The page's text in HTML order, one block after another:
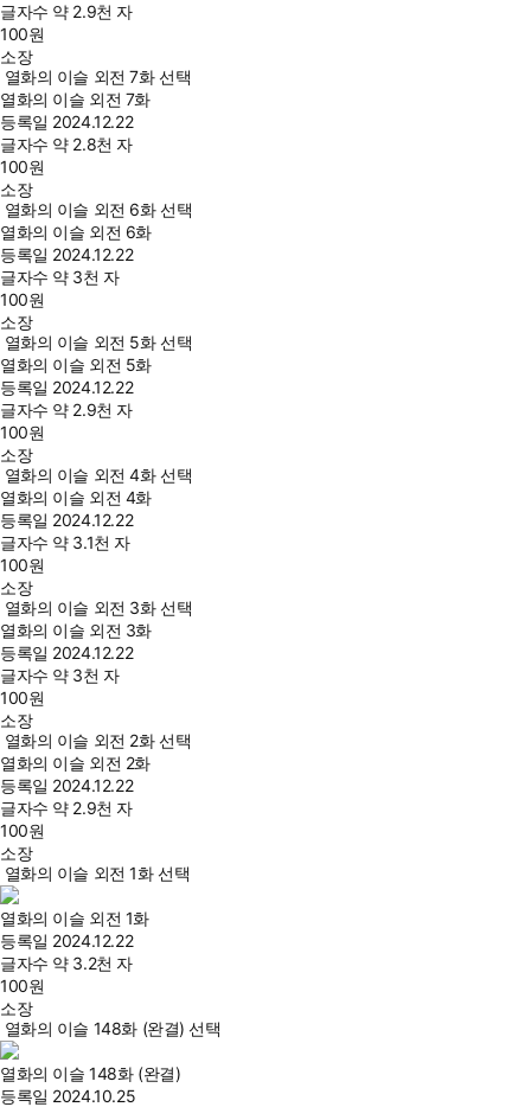
글자수 약 2.9천 자
100원
소장
열화의 이슬 외전 7화 선택
열화의 이슬 외전 7화
등록일 2024.12.22
글자수 약 2.8천 자
100원
소장
열화의 이슬 외전 6화 선택
열화의 이슬 외전 6화
등록일 2024.12.22
글자수 약 3천 자
100원
소장
열화의 이슬 외전 5화 선택
열화의 이슬 외전 5화
등록일 2024.12.22
글자수 약 2.9천 자
100원
소장
열화의 이슬 외전 4화 선택
열화의 이슬 외전 4화
등록일 2024.12.22
글자수 약 3.1천 자
100원
소장
열화의 이슬 외전 3화 선택
열화의 이슬 외전 3화
등록일 2024.12.22
글자수 약 3천 자
100원
소장
열화의 이슬 외전 2화 선택
열화의 이슬 외전 2화
등록일 2024.12.22
글자수 약 2.9천 자
100원
소장
열화의 이슬 외전 1화 선택
열화의 이슬 외전 1화
등록일 2024.12.22
글자수 약 3.2천 자
100원
소장
열화의 이슬 148화 (완결) 선택
열화의 이슬 148화 (완결)
등록일 2024.10.25